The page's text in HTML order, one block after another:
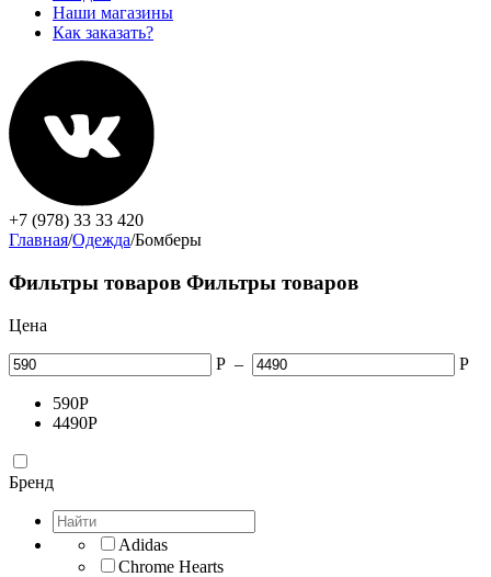
Наши магазины
Как заказать?
+7 (978) 33 33 420
Главная/Одежда/Бомберы
Фильтры товаров Фильтры товаров
Цена
Р – Р
590Р
4490Р
Бренд
Adidas
Chrome Hearts